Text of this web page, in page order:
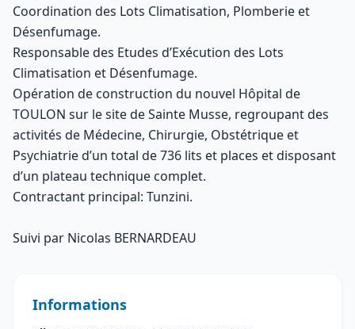
Coordination des Lots Climatisation, Plomberie et
Désenfumage.
Responsable des Etudes d’Exécution des Lots
Climatisation et Désenfumage.
Opération de construction du nouvel Hôpital de
TOULON sur le site de Sainte Musse, regroupant des
activités de Médecine, Chirurgie, Obstétrique et
Psychiatrie d’un total de 736 lits et places et disposant
d’un plateau technique complet.
Contractant principal: Tunzini.
Suivi par Nicolas BERNARDEAU
Informations